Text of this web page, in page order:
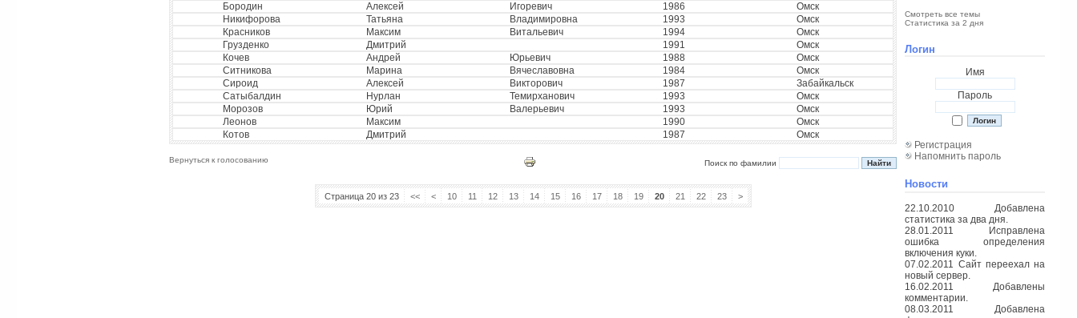
Бородин
Алексей Игоревич 1986
Омск
Никифорова
Татьяна Владимировна 1993
Омск
Красников
Максим Витальевич 1994
Омск
Грузденко
Дмитрий 1991
Омск
Кочев
Андрей Юрьевич 1988
Омск
Ситникова
Марина Вячеславовна 1984
Омск
Сироид
Алексей Викторович 1987
Забайкальск
Сатыбалдин
Нурлан Темирханович 1993
Омск
Морозов
Юрий Валерьевич 1993
Омск
Леонов
Максим 1990
Омск
Котов
Дмитрий 1987 Омск
Вернуться к голосованию Поиск по фамилии
Страница 20 из 23 << < 10 11 12 13 14 15 16 17 18 19 20 21 22 23 >
Смотреть все темы
Статистика за 2 дня
Логин
Имя
Пароль
Регистрация
Напомнить пароль
Новости
22.10.2010 Добавлена
статистика за два дня.
28.01.2011 Исправлена
ошибка определения
включения куки.
07.02.2011 Сайт переехал на
новый сервер.
16.02.2011 Добавлены
комментарии.
08.03.2011 Добавлена